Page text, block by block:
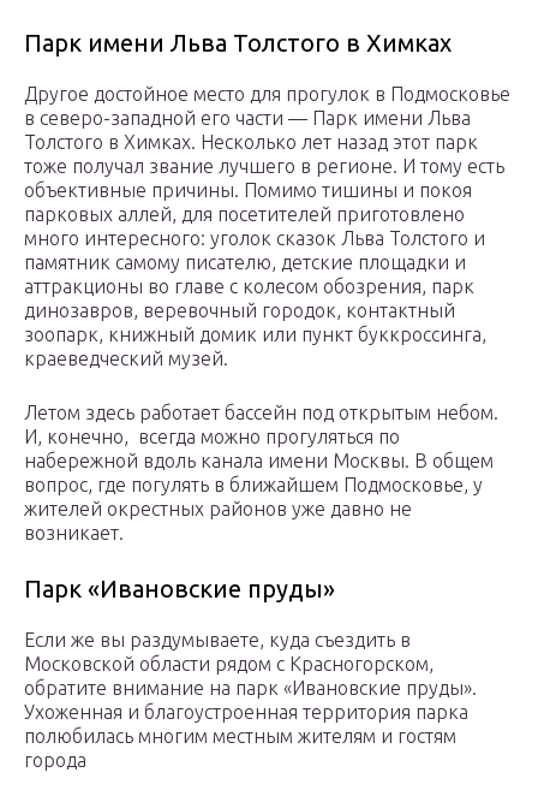
Парк имени Льва Толстого в Химках
Другое достойное место для прогулок в Подмосковье
в северо-западной его части — Парк имени Льва
Толстого в Химках. Несколько лет назад этот парк
тоже получал звание лучшего в регионе. И тому есть
объективные причины. Помимо тишины и покоя
парковых аллей, для посетителей приготовлено
много интересного: уголок сказок Льва Толстого и
памятник самому писателю, детские площадки и
аттракционы во главе с колесом обозрения, парк
динозавров, веревочный городок, контактный
зоопарк, книжный домик или пункт буккроссинга,
краеведческий музей.
Летом здесь работает бассейн под открытым небом.
И, конечно, всегда можно прогуляться по
набережной вдоль канала имени Москвы. В общем
вопрос, где погулять в ближайшем Подмосковье, у
жителей окрестных районов уже давно не
возникает.
Парк «Ивановские пруды»
Если же вы раздумываете, куда съездить в
Московской области рядом с Красногорском,
обратите внимание на парк «Ивановские пруды».
Ухоженная и благоустроенная территория парка
полюбилась многим местным жителям и гостям
города